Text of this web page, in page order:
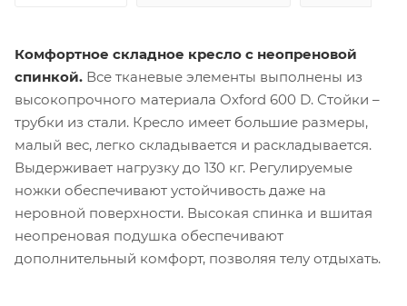
Комфортное складное кресло с неопреновой
спинкой. Все тканевые элементы выполнены из
высокопрочного материала Oxford 600 D. Стойки –
трубки из стали. Кресло имеет большие размеры,
малый вес, легко складывается и раскладывается.
Выдерживает нагрузку до 130 кг. Регулируемые
ножки обеспечивают устойчивость даже на
неровной поверхности. Высокая спинка и вшитая
неопреновая подушка обеспечивают
дополнительный комфорт, позволяя телу отдыхать.